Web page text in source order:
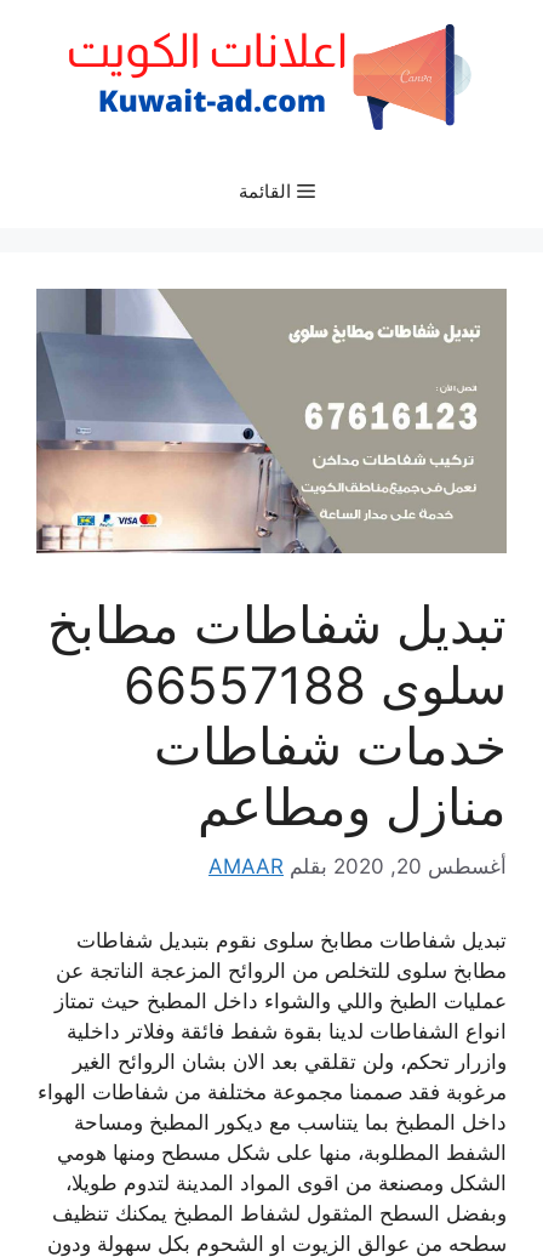
القائمة
تبديل شفاطات مطابخ
سلوى 66557188
خدمات شفاطات
منازل ومطاعم
أغسطس 20, 2020 بقلم AMAAR
تبديل شفاطات مطابخ سلوى نقوم بتبديل شفاطات
مطابخ سلوى للتخلص من الروائح المزعجة الناتجة عن
عمليات الطبخ واللي والشواء داخل المطبخ حيث تمتاز
انواع الشفاطات لدينا بقوة شفط فائقة وفلاتر داخلية
وازرار تحكم، ولن تقلقي بعد الان بشان الروائح الغير
مرغوبة فقد صممنا مجموعة مختلفة من شفاطات الهواء
داخل المطبخ بما يتناسب مع ديكور المطبخ ومساحة
الشفط المطلوبة، منها على شكل مسطح ومنها هومي
الشكل ومصنعة من اقوى المواد المدينة لتدوم طويلا،
وبفضل السطح المثقول لشفاط المطبخ يمكنك تنظيف
سطحه من عوالق الزيوت او الشحوم بكل سهولة ودون